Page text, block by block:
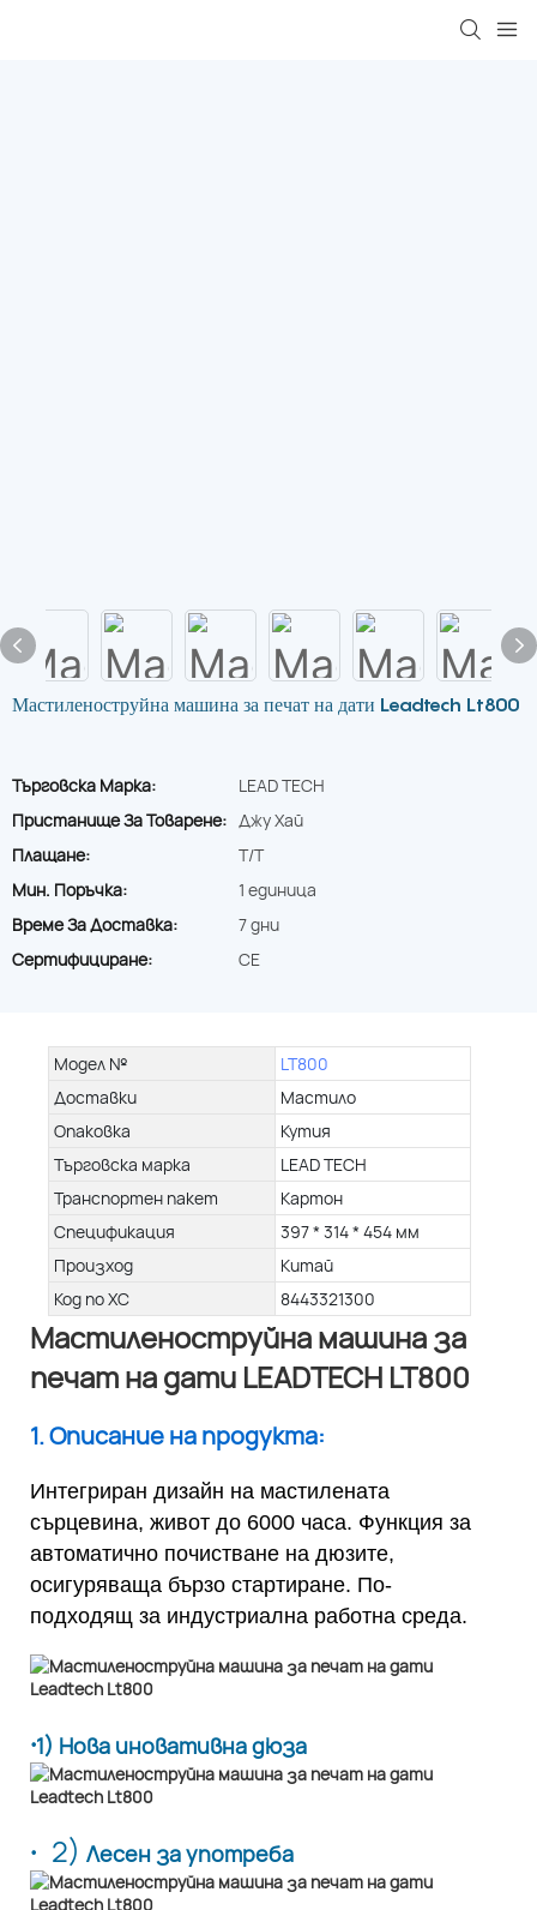
Мастиленоструйна машина за печат на дати Leadtech Lt800
Търговска Марка:
LEAD TECH
Пристанище За Товарене: Джу Хай
Плащане:
T/T
Мин. Поръчка:
1 единица
Време За Доставка:
7 дни
Сертифициране:
CE
Модел №
LT800
Доставки
Мастило
Опаковка
Кутия
Търговска марка
LEAD TECH
Транспортен пакет
Картон
Спецификация
397 * 314 * 454 мм
Произход
Китай
Код по ХС
8443321300
Мастиленоструйна машина за
печат на дати LEADTECH LT800
1. Описание на продукта:
Интегриран дизайн на мастилената
сърцевина, живот до 6000 часа. Функция за
автоматично почистване на дюзите,
осигуряваща бързо стартиране. По-
подходящ за индустриална работна среда.
·1) Нова иновативна дюза
· 2) Лесен за употреба